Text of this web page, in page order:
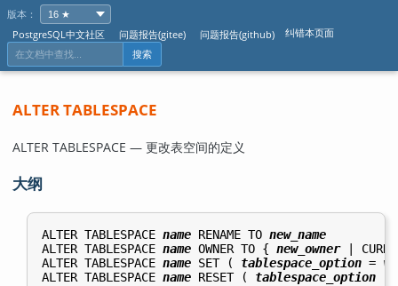
版本：
PostgreSQL中文社区
问题报告(gitee) 问题报告(github) 纠错本页面
搜索
ALTER TABLESPACE
ALTER TABLESPACE — 更改表空间的定义
大纲
ALTER TABLESPACE name RENAME TO new_name
ALTER TABLESPACE name OWNER TO { new_owner |
ALTER TABLESPACE name SET ( tablespace_option =
ALTER TABLESPACE name RESET ( tablespace_option